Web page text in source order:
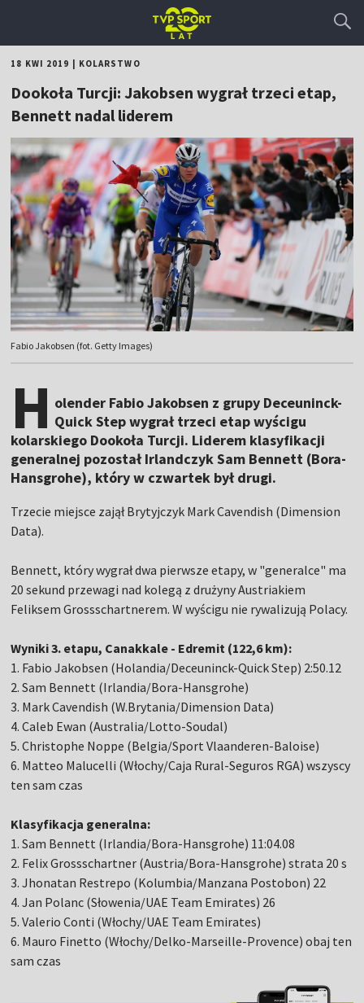
18 KWI 2019 KOLARSTWO
Dookoła Turcji: Jakobsen wygrał trzeci etap,
Bennett nadal liderem
Fabio Jakobsen (fot. Getty Images)
H olender Fabio Jakobsen z grupy Deceuninck-
Quick Step wygrał trzeci etap wyścigu
kolarskiego Dookoła Turcji. Liderem klasyfikacji
generalnej pozostał Irlandczyk Sam Bennett (Bora-
Hansgrohe), który w czwartek był drugi.
Trzecie miejsce zajął Brytyjczyk Mark Cavendish (Dimension
Data).
Bennett, który wygrał dwa pierwsze etapy, w "generalce" ma
20 sekund przewagi nad kolegą z drużyny Austriakiem
Feliksem Grossschartnerem. W wyścigu nie rywalizują Polacy.
Wyniki 3. etapu, Canakkale - Edremit (122,6 km):
1. Fabio Jakobsen (Holandia/Deceuninck-Quick Step) 2:50.12
2. Sam Bennett (Irlandia/Bora-Hansgrohe)
3. Mark Cavendish (W.Brytania/Dimension Data)
4. Caleb Ewan (Australia/Lotto-Soudal)
5. Christophe Noppe (Belgia/Sport Vlaanderen-Baloise)
6. Matteo Malucelli (Włochy/Caja Rural-Seguros RGA) wszyscy
ten sam czas
Klasyfikacja generalna:
1. Sam Bennett (Irlandia/Bora-Hansgrohe) 11:04.08
2. Felix Grossschartner (Austria/Bora-Hansgrohe) strata 20 s
3. Jhonatan Restrepo (Kolumbia/Manzana Postobon) 22
4. Jan Polanc (Słowenia/UAE Team Emirates) 26
5. Valerio Conti (Włochy/UAE Team Emirates)
6. Mauro Finetto (Włochy/Delko-Marseille-Provence) obaj ten
sam czas